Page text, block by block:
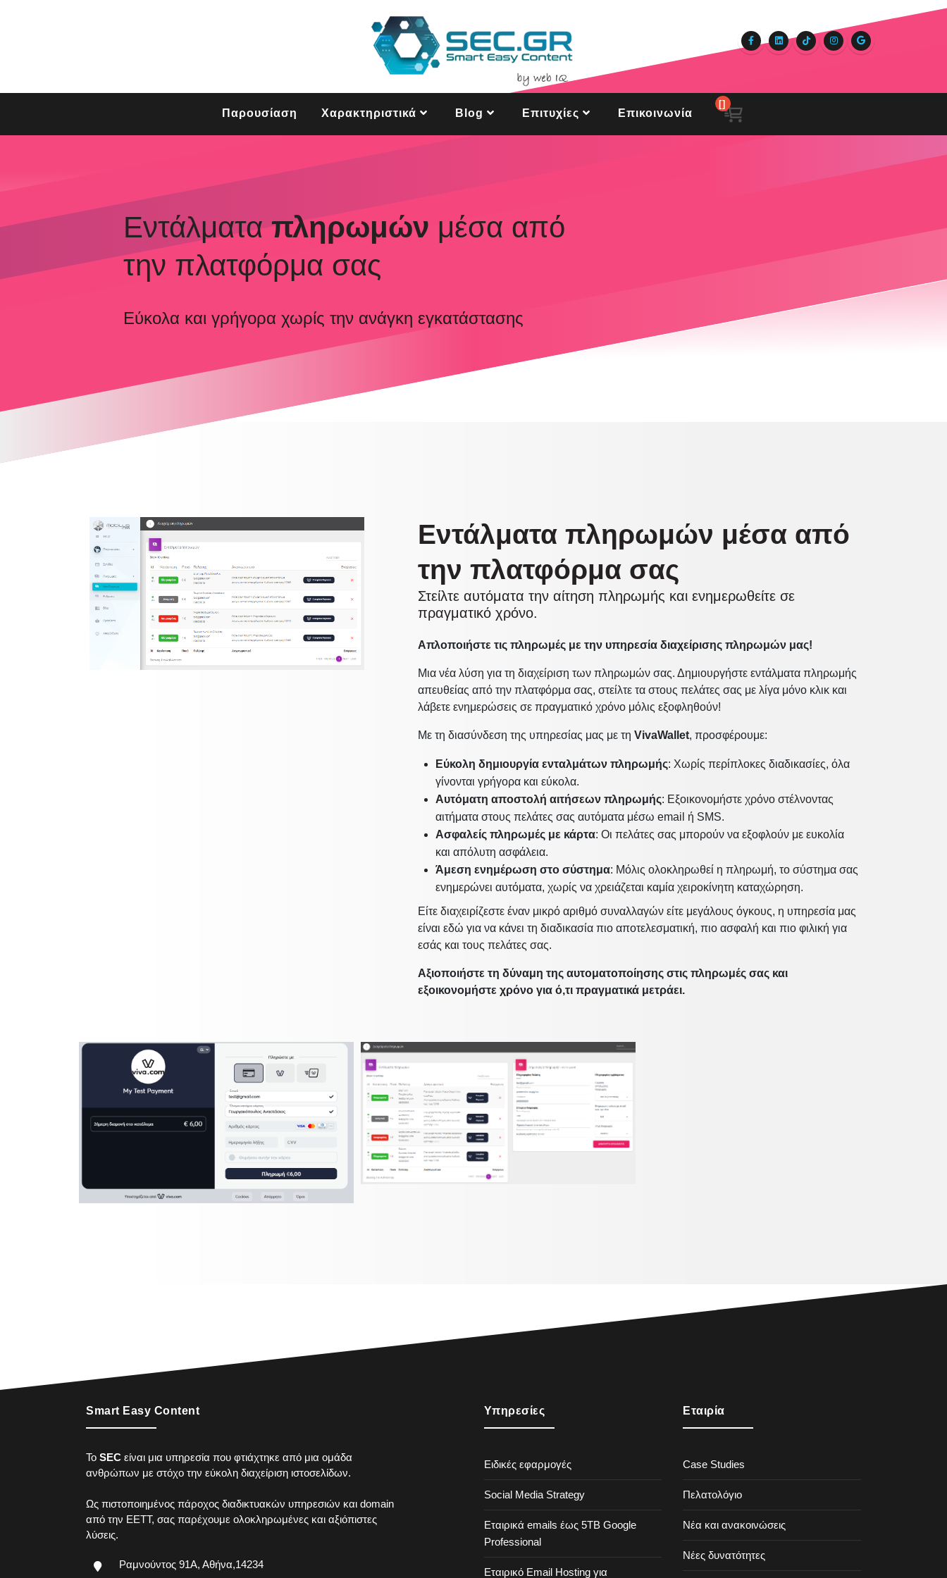
Παρουσίαση Χαρακτηριστικά Blog Επιτυχίες Επικοινωνία
[]
Εντάλματαπληρωμών μέσα από
την πλατφόρμα σας
Εύκολα και γρήγορα χωρίς την ανάγκη εγκατάστασης
Εντάλματα πληρωμών μέσα από
την πλατφόρμα σας
Στείλτε αυτόματα την αίτηση πληρωμής και ενημερωθείτε σε
πραγματικό χρόνο.
Απλοποιήστε τις πληρωμές με την υπηρεσία διαχείρισης πληρωμών μας!
Μια νέα λύση για τη διαχείριση των πληρωμών σας. Δημιουργήστε εντάλματα πληρωμής
απευθείας από την πλατφόρμα σας, στείλτε τα στους πελάτες σας με λίγα μόνο κλικ και
λάβετε ενημερώσεις σε πραγματικό χρόνο μόλις εξοφληθούν!
Με τη διασύνδεση της υπηρεσίας μας με τη VivaWallet, προσφέρουμε:
Εύκολη δημιουργία ενταλμάτων πληρωμής: Χωρίς περίπλοκες διαδικασίες, όλα
γίνονται γρήγορα και εύκολα.
Αυτόματη αποστολή αιτήσεων πληρωμής: Εξοικονομήστε χρόνο στέλνοντας
αιτήματα στους πελάτες σας αυτόματα μέσω email ή SMS.
Ασφαλείς πληρωμές με κάρτα: Οι πελάτες σας μπορούν να εξοφλούν με ευκολία
και απόλυτη ασφάλεια.
Άμεση ενημέρωση στο σύστημα: Μόλις ολοκληρωθεί η πληρωμή, το σύστημα σας
ενημερώνει αυτόματα, χωρίς να χρειάζεται καμία χειροκίνητη καταχώρηση.
Είτε διαχειρίζεστε έναν μικρό αριθμό συναλλαγών είτε μεγάλους όγκους, η υπηρεσία μας
είναι εδώ για να κάνει τη διαδικασία πιο αποτελεσματική, πιο ασφαλή και πιο φιλική για
εσάς και τους πελάτες σας.
Αξιοποιήστε τη δύναμη της αυτοματοποίησης στις πληρωμές σας και
εξοικονομήστε χρόνο για ό,τι πραγματικά μετράει.
Smart Easy Content
To SEC είναι μια υπηρεσία που φτιάχτηκε από μια ομάδα
ανθρώπων με στόχο την εύκολη διαχείριση ιστοσελίδων.
Ως πιστοποιημένος πάροχος διαδικτυακών υπηρεσιών και domain
από την ΕΕΤΤ, σας παρέχουμε ολοκληρωμένες και αξιόπιστες
λύσεις.
Ραμνούντος 91Α, Αθήνα,14234
Υπηρεσίες
Ειδικές εφαρμογές
Social Media Strategy
Εταιρικά emails έως 5ΤΒ Google
Professional
Εταιρικό Εmail Hosting για
Εταιρία
Case Studies
Πελατολόγιο
Νέα και ανακοινώσεις
Νέες δυνατότητες